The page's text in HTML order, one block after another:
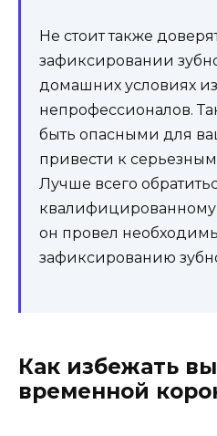
Не стоит также
зафиксировании
домашних условиях
непрофессионалов.
быть опасными для
привести к
Лучше всего
квалифицированному
он провел
зафиксированию
Как избежать
временной